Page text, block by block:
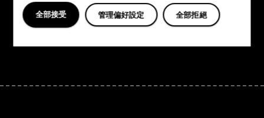
支援
全部拒絕
管理偏好設定
全部接受